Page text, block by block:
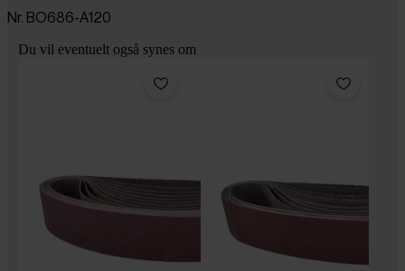
Nr. BO686-A120
Du vil eventuelt også synes om